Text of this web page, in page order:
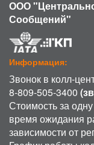
ООО
Сообщений"
Информация:
Звонок в колл-
8-809-505-3400
Стоимость за
время ожидания
зависимости от